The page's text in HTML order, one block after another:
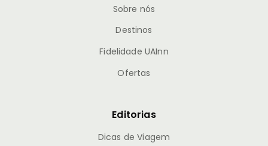
Sobre nós
Destinos
Fidelidade UAInn
Ofertas
Editorias
Dicas de Viagem